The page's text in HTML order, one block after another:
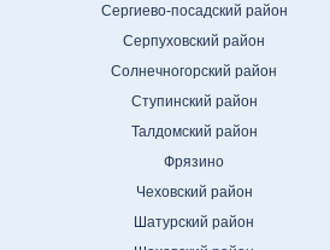
Сергиево-посадский район
Серпуховский район
Солнечногорский район
Ступинский район
Талдомский район
Фрязино
Чеховский район
Шатурский район